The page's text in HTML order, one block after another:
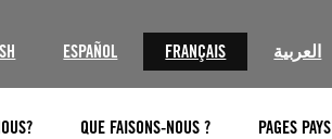
ESPAÑOL FRANÇAIS العربية
QUE FAISONS-NOUS ? PAGES PAYS